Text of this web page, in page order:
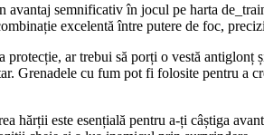
avantaj semnificativ în jocul pe harta
excelentă între putere de foc,
protecție, ar trebui să porți o vestă antiglonț
Grenadele cu fum pot fi folosite pentru a
hărții este esențială pentru a-ți câștiga